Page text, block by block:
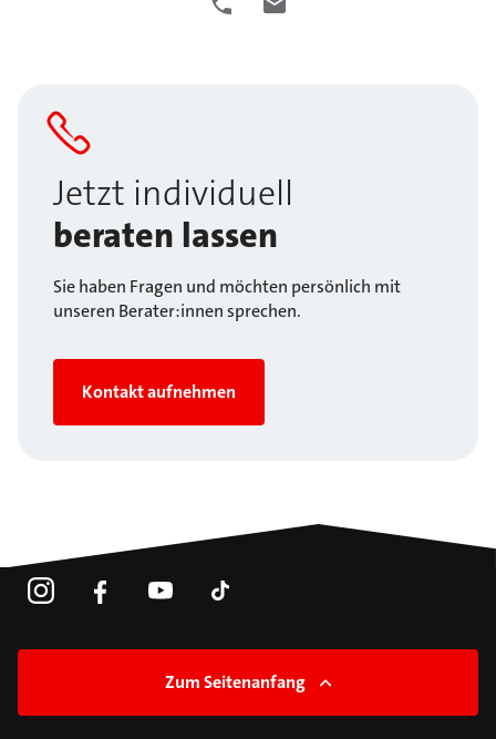
Jetzt individuell
beraten lassen
Sie haben Fragen und möchten persönlich mit
unseren Berater:innen sprechen.
Kontakt aufnehmen
Zum Seitenanfang